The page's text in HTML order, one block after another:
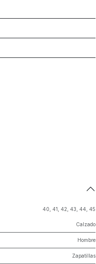
40 41 42 43 44 45
Calzado
Hombre
Zapatillas